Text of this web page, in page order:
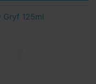
Gryf 125ml